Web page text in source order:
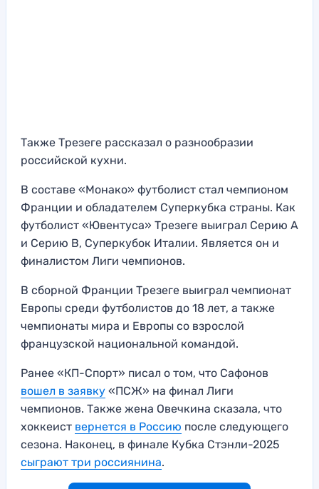
Также Трезеге рассказал о разнообразии
российской кухни.
В составе «Монако» футболист стал чемпионом
Франции и обладателем Суперкубка страны. Как
футболист «Ювентуса» Трезеге выиграл Серию A
и Серию B, Суперкубок Италии. Является он и
финалистом Лиги чемпионов.
В сборной Франции Трезеге выиграл чемпионат
Европы среди футболистов до 18 лет, а также
чемпионаты мира и Европы со взрослой
французской национальной командой.
Ранее «КП-Спорт» писал о том, что Сафонов
вошел в заявку «ПСЖ» на финал Лиги
чемпионов. Также жена Овечкина сказала, что
хоккеист вернется в Россию после следующего
сезона. Наконец, в финале Кубка Стэнли-2025
сыграют три россиянина.